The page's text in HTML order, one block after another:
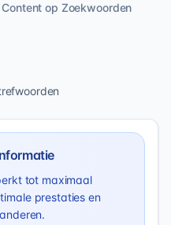
op Zoekwoorden
tot maximaal
prestaties en